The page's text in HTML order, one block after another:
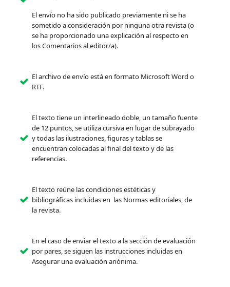
El envío no ha sido publicado previamente ni se ha
sometido a consideración por ninguna otra revista (o
se ha proporcionado una explicación al respecto en
los Comentarios al editor/a).
El archivo de envío está en formato Microsoft Word o
RTF.
El texto tiene un interlineado doble, un tamaño fuente
de 12 puntos, se utiliza cursiva en lugar de subrayado
y todas las ilustraciones, figuras y tablas se
encuentran colocadas al final del texto y de las
referencias.
El texto reúne las condiciones estéticas y
bibliográficas incluidas en las Normas editoriales, de
la revista.
En el caso de enviar el texto a la sección de evaluación
por pares, se siguen las instrucciones incluidas en
Asegurar una evaluación anónima.